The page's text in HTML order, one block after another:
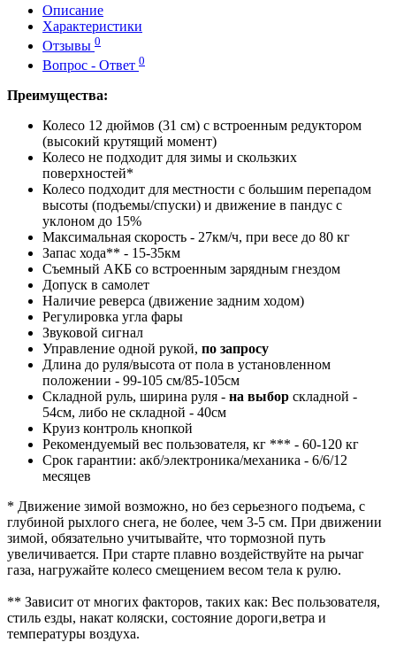
Описание
Характеристики
Отзывы 0
Вопрос - Ответ 0
Преимущества:
Колесо 12 дюймов (31 см) с встроенным редуктором
(высокий крутящий момент)
Колесо не подходит для зимы и скользких
поверхностей*
Колесо подходит для местности с большим перепадом
высоты (подъемы/спуски) и движение в пандус с
уклоном до 15%
Максимальная скорость - 27км/ч, при весе до 80 кг
Запас хода** - 15-35км
Съемный АКБ со встроенным зарядным гнездом
Допуск в самолет
Наличие реверса (движение задним ходом)
Регулировка угла фары
Звуковой сигнал
Управление одной рукой, по запросу
Длина до руля/высота от пола в установленном
положении - 99-105 см/85-105см
Складной руль, ширина руля - на выбор складной -
54см, либо не складной - 40см
Круиз контроль кнопкой
Рекомендуемый вес пользователя, кг *** - 60-120 кг
Срок гарантии: акб/электроника/механика - 6/6/12
месяцев
* Движение зимой возможно, но без серьезного подъема, с
глубиной рыхлого снега, не более, чем 3-5 см. При движении
зимой, обязательно учитывайте, что тормозной путь
увеличивается. При старте плавно воздействуйте на рычаг
газа, нагружайте колесо смещением весом тела к рулю.
** Зависит от многих факторов, таких как: Вес пользователя,
стиль езды, накат коляски, состояние дороги,ветра и
температуры воздуха.